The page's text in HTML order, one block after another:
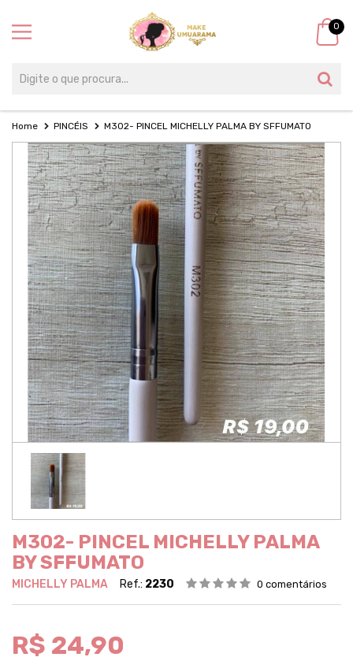
0
Home PINCÉIS M302- PINCEL MICHELLY PALMA BY SFFUMATO
M302- PINCEL MICHELLY PALMA
BY SFFUMATO
MICHELLY PALMA Ref.: 2230 0 comentários
R$ 24,90